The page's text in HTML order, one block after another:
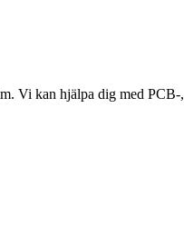
Vi kan hjälpa dig med PCB-